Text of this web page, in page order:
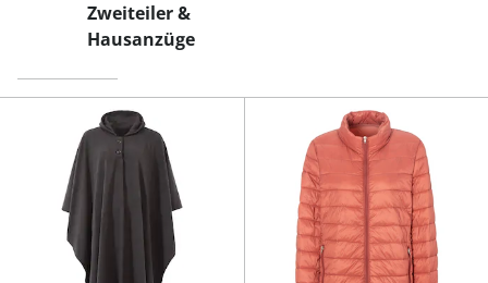
Zweiteiler &
Hausanzüge